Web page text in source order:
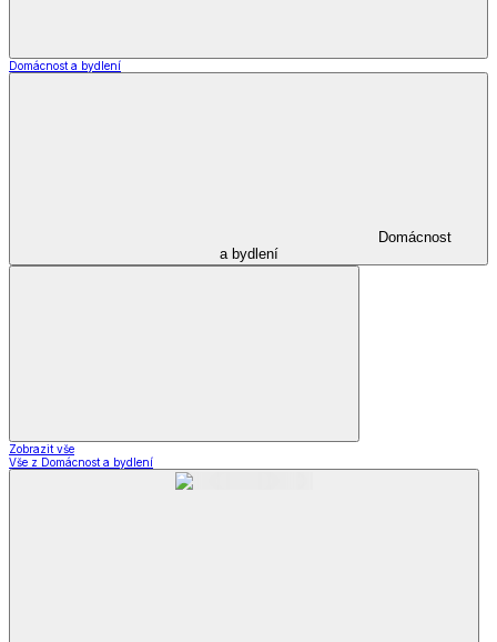
Domácnost a bydlení
Domácnost
a bydlení
Zobrazit vše
Vše z Domácnost a bydlení